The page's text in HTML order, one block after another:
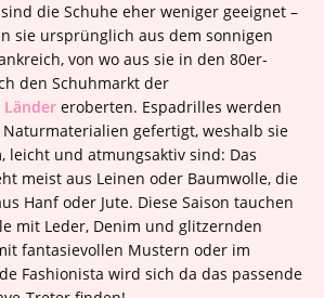
die Schuhe eher weniger geeignet –
sie ursprünglich aus dem sonnigen
von wo aus sie in den 80er-
den Schuhmarkt der
Länder eroberten. Espadrilles werden
gefertigt, weshalb sie
leicht und atmungsaktiv sind: Das
meist aus Leinen oder Baumwolle, die
Hanf oder Jute. Diese Saison tauchen
mit Leder, Denim und glitzernden
fantasievollen Mustern oder im
Fashionista wird sich da das passende